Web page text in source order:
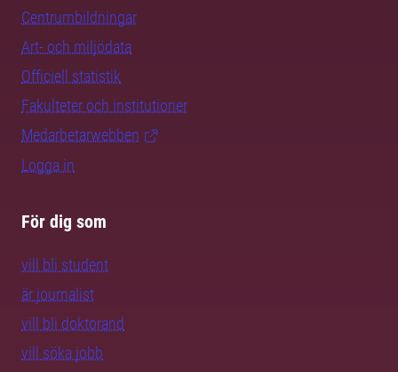
Centrumbildningar
Art- och miljödata
Officiell statistik
Fakulteter och institutioner
Medarbetarwebben
Logga in
För dig som
vill bli student
är journalist
vill bli doktorand
vill söka jobb